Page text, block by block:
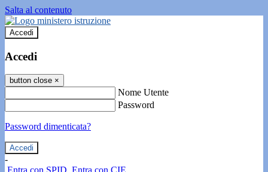
Salta al contenuto
Accedi
Accedi
button close ×
Nome Utente
Password
Password dimenticata?
-